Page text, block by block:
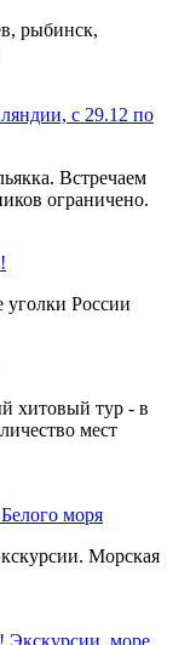
рыбинск,
с 29.12 по
Встречаем
ограничено.
уголки России
хитовый тур - в
мест
моря
Морская
море,